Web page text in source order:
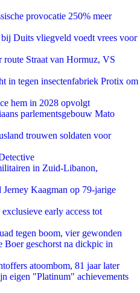
provocatie 250% meer
Duits vliegveld voedt vrees voor
route Straat van Hormuz, VS
in tegen insectenfabriek Protix om
hem in 2028 opvolgt
parlementsgebouw Mato
trouwen soldaten voor
in Zuid-Libanon,
Kaagman op 79-jarige
early access tot
tegen boom, vier gewonden
Boer geschorst na dickpic in
atoombom, 81 jaar later
eigen "Platinum" achievements